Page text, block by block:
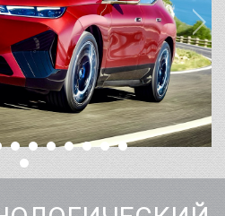
ЭПОХИ
SAV
Group не просто очередным
о будущем марки.Это
попыталась заново
понимание роскоши,
технологий и удовольствия от
Sports Activity Vehicle и